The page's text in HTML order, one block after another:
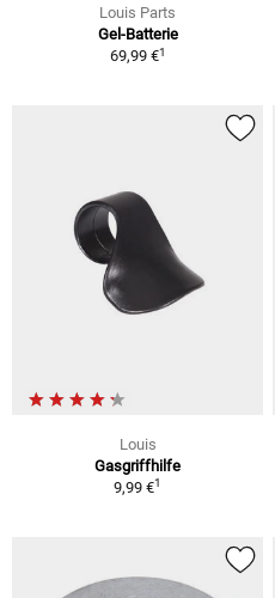
Louis Parts
Gel-Batterie
69,99 €1
Louis
Gasgriffhilfe
9,99 €1